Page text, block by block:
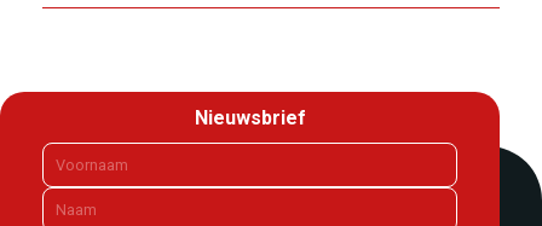
Nieuwsbrief